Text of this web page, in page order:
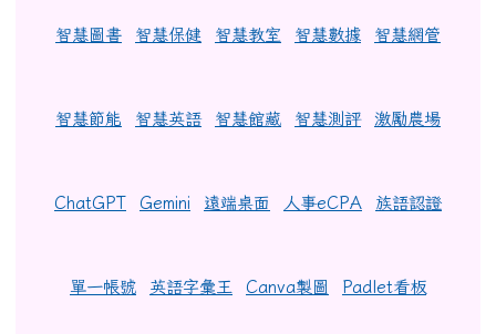
智慧圖書 智慧保健 智慧教室 智慧數據 智慧網管
智慧節能 智慧英語 智慧館藏 智慧測評 激勵農場
ChatGPT Gemini 遠端桌面 人事eCPA 族語認證
單一帳號 英語字彙王 Canva製圖 Padlet看板